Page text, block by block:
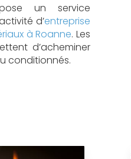
un service
d’entreprise
à Roanne. Les
d’acheminer
conditionnés.